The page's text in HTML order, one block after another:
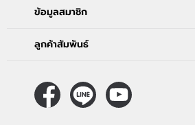
ข้อมูลสมาชิก
ลูกค้าสัมพันธ์